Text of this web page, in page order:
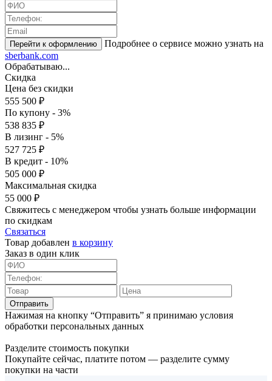
Подробнее о сервисе можно узнать на
sberbank.com
Обрабатываю...
Скидка
Цена без скидки
555 500 ₽
По купону - 3%
538 835 ₽
В лизинг - 5%
527 725 ₽
В кредит - 10%
505 000 ₽
Максимальная скидка
55 000 ₽
Свяжитесь с менеджером чтобы узнать больше информации
по скидкам
Связаться
Товар добавлен в корзину
Заказ в один клик
Отправить
Нажимая на кнопку “Отправить” я принимаю условия
обработки персональных данных
Разделите стоимость покупки
Покупайте сейчас, платите потом — разделите сумму
покупки на части